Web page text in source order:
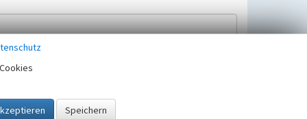
gespeichert und verwendet.
gültigen Europäischen